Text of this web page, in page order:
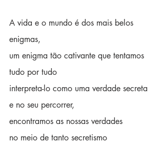
A vida e o mundo é dos mais belos
enigmas,
um enigma tão cativante que tentamos
tudo por tudo
interpreta-lo como uma verdade secreta
e no seu percorrer,
encontramos as nossas verdades
no meio de tanto secretismo